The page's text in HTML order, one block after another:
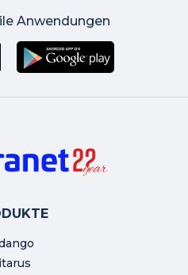
Anwendungen